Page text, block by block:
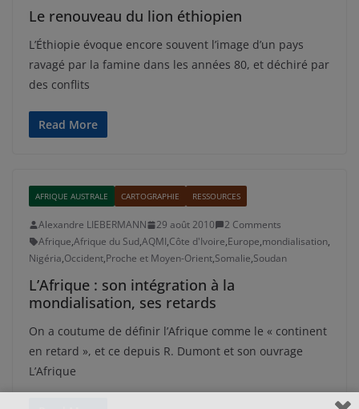
Le renouveau du lion éthiopien
L’Éthiopie évoque encore souvent l’image d’un pays
ravagé par la famine dans les années 80, et déchiré par
des conflits
Read More
AFRIQUE AUSTRALE CARTOGRAPHIE RESSOURCES
Alexandre LIEBERMANN 29 août 2010
2 Comments
Afrique,Afrique du Sud,AQMI,Côte d'Ivoire,Europe,mondialisation,
Nigéria,Occident,Proche et Moyen-Orient,Somalie,Soudan
L’Afrique : son intégration à la
mondialisation, ses retards
On a coutume de définir l’Afrique comme le « continent
en retard », et ce depuis R. Dumont et son ouvrage
L’Afrique